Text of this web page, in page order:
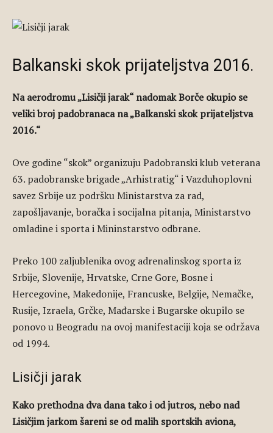
Balkanski skok prijateljstva 2016.
Na aerodromu „Lisičji jarak“ nadomak Borče okupio se
veliki broj padobranaca na „Balkanski skok prijateljstva
2016.“
Ove godine “skok” organizuju Padobranski klub veterana
63. padobranske brigade „Arhistratig“ i Vazduhoplovni
savez Srbije uz podršku Ministarstva za rad,
zapošljavanje, boračka i socijalna pitanja, Ministarstvo
omladine i sporta i Mininstarstvo odbrane.
Preko 100 zaljublenika ovog adrenalinskog sporta iz
Srbije, Slovenije, Hrvatske, Crne Gore, Bosne i
Hercegovine, Makedonije, Francuske, Belgije, Nemačke,
Rusije, Izraela, Grčke, Mađarske i Bugarske okupilo se
ponovo u Beogradu na ovoj manifestaciji koja se održava
od 1994.
Lisičji jarak
Kako prethodna dva dana tako i od jutros, nebo nad
Lisičjim jarkom šareni se od malih sportskih aviona,